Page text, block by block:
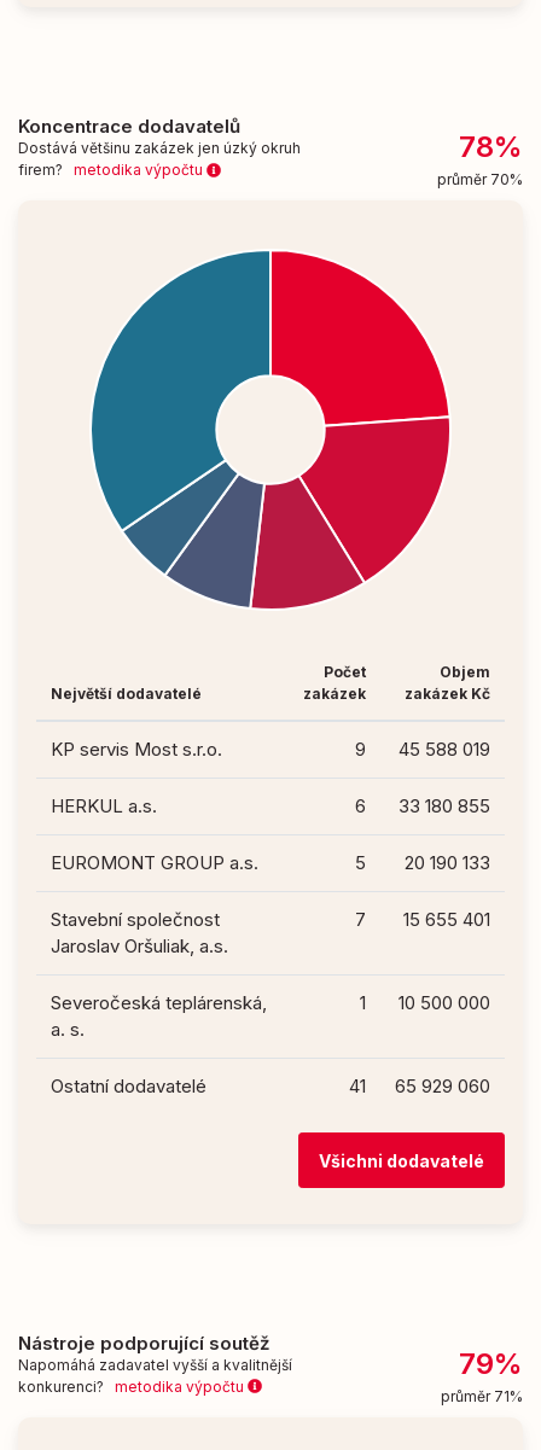
Koncentrace dodavatelů
Dostává většinu zakázek jen úzký okruh
firem? metodika výpočtu
78%
průměr 70%
Největší dodavatelé
Počet
zakázek
Objem
zakázek Kč
KP servis Most s.r.o. 9 45 588 019
HERKUL a.s. 6 33 180 855
EUROMONT GROUP a.s. 5 20 190 133
Stavební společnost
Jaroslav Oršuliak, a.s.
7 15 655 401
Severočeská teplárenská,
a. s.
1 10 500 000
Ostatní dodavatelé 41 65 929 060
Všichni dodavatelé
Nástroje podporující soutěž
Napomáhá zadavatel vyšší a kvalitnější
konkurenci? metodika výpočtu
79%
průměr 71%